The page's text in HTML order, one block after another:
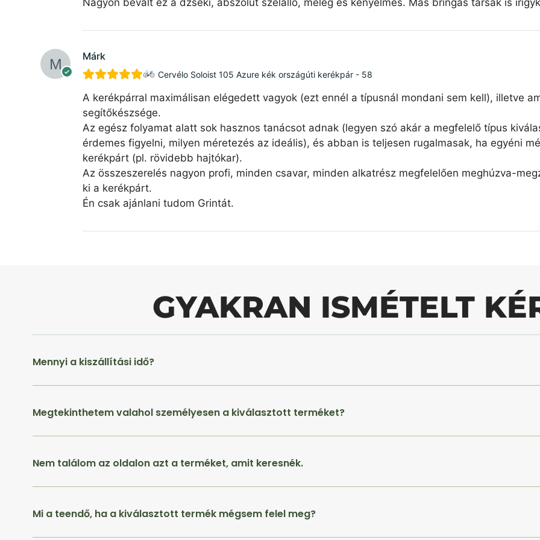
Nagyon bevált ez a dzseki, abszolút szélálló, meleg és kényelmes. Más bringás társak is
Márk
Cervélo Soloist 105 Azure kék országúti kerékpár - 58
A kerékpárral maximálisan elégedett vagyok (ezt ennél a típusnál mondani sem kell), illetve
segítőkészsége.
Az egész folyamat alatt sok hasznos tanácsot adnak (legyen szó akár a megfelelő típus
érdemes figyelni, milyen méretezés az ideális), és abban is teljesen rugalmasak, ha egyéni
kerékpárt (pl. rövidebb hajtókar).
Az összeszerelés nagyon profi, minden csavar, minden alkatrész megfelelően meghúzva-
ki a kerékpárt.
Én csak ajánlani tudom Grintát.
GYAKRAN ISMÉTELT
Mennyi a kiszállítási idő?
Megtekinthetem valahol személyesen a kiválasztott terméket?
Nem találom az oldalon azt a terméket, amit keresnék.
Mi a teendő, ha a kiválasztott termék mégsem felel meg?